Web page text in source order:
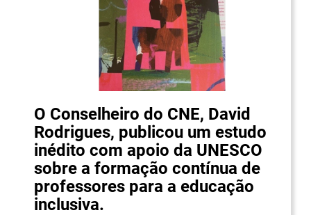
O Conselheiro do CNE, David
Rodrigues, publicou um estudo
inédito com apoio da UNESCO
sobre a formação contínua de
professores para a educação
inclusiva.